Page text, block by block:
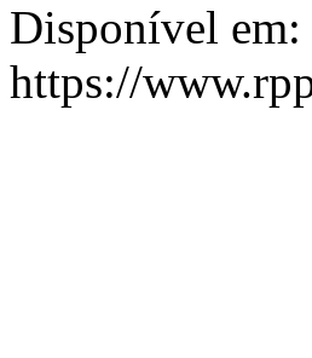
Disponível em:
https://